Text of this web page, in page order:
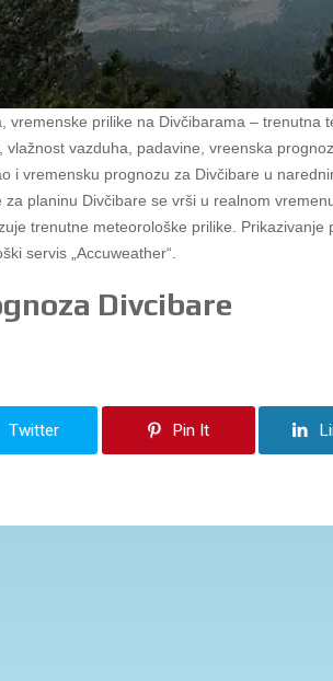
vremenske prilike na Divčibarama – trenutna
vazduha, padavine, vreenska
i vremensku prognozu za Divčibare u
planinu Divčibare se vrši u realnom
trenutne meteorološke prilike.
servis „Accuweather“.
Divcibare
Twitter Pin It